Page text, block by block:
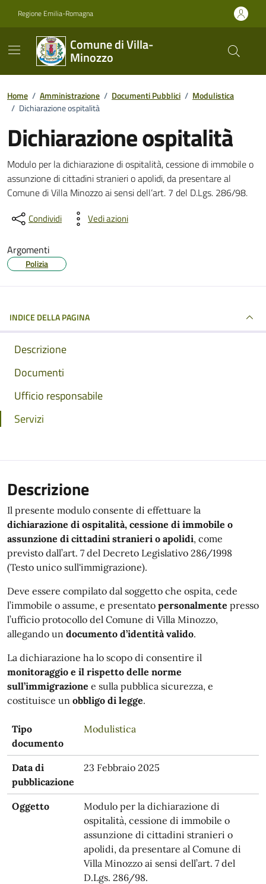
Regione Emilia-Romagna
Comune di Villa-
Minozzo
Home / Amministrazione / Documenti Pubblici / Modulistica
/ Dichiarazione ospitalità
Dichiarazione ospitalità
Dettagli del documento
Modulo per la dichiarazione di ospitalità, cessione di immobile o
assunzione di cittadini stranieri o apolidi, da presentare al
Comune di Villa Minozzo ai sensi dell’art. 7 del D.Lgs. 286/98.
Condividi Vedi azioni
Argomenti
Polizia
INDICE DELLA PAGINA
Descrizione
Documenti
Ufficio responsabile
Servizi
Descrizione
Il presente modulo consente di effettuare la
dichiarazione di ospitalità, cessione di immobile o
assunzione di cittadini stranieri o apolidi, come
previsto dall’art. 7 del Decreto Legislativo 286/1998
(Testo unico sull'immigrazione).
Deve essere compilato dal soggetto che ospita, cede
l’immobile o assume, e presentato personalmente presso
l’ufficio protocollo del Comune di Villa Minozzo,
allegando un documento d’identità valido.
La dichiarazione ha lo scopo di consentire il
monitoraggio e il rispetto delle norme
sull’immigrazione e sulla pubblica sicurezza, e
costituisce un obbligo di legge.
Tipo
documento
Modulistica
Data di
pubblicazione
23 Febbraio 2025
Oggetto
Modulo per la dichiarazione di
ospitalità, cessione di immobile o
assunzione di cittadini stranieri o
apolidi, da presentare al Comune di
Villa Minozzo ai sensi dell’art. 7 del
D.Lgs. 286/98.